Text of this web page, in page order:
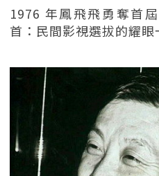
1976 年鳳飛飛勇奪首
首：民間影視選拔的耀眼